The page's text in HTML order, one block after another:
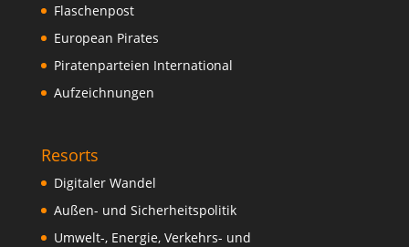
Flaschenpost
European Pirates
Piratenparteien International
Aufzeichnungen
Resorts
Digitaler Wandel
Außen- und Sicherheitspolitik
Umwelt-, Energie, Verkehrs- und